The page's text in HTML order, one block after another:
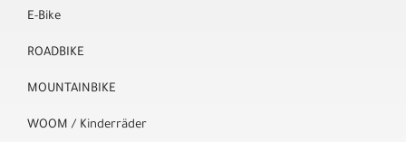
E-Bike
ROADBIKE
MOUNTAINBIKE
WOOM / Kinderräder